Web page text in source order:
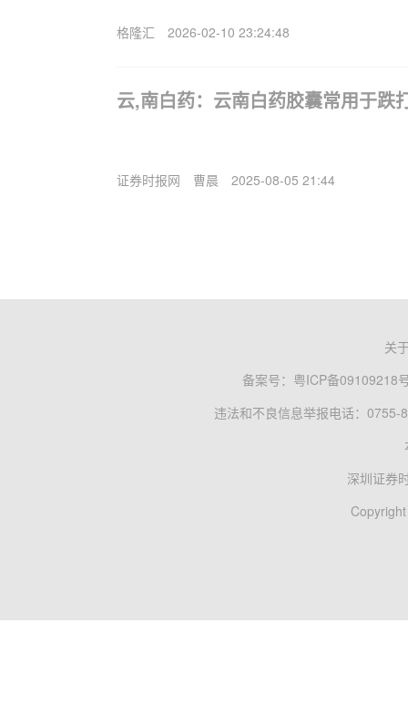
格隆汇 2026-02-10 23:24:48
云,南白药：云南白药胶囊常用于跌
证券时报网 曹晨 2025-08-05 21:44
关
备案号： 粤ICP备09109218
违法和不良信息举报电话：0755-
深圳证券